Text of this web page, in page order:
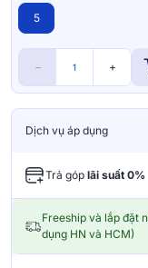
5
− +
Dịch vụ áp dụng
Trả góp lãi suất 0%
Freeship và lắp đặt
dụng HN và HCM)